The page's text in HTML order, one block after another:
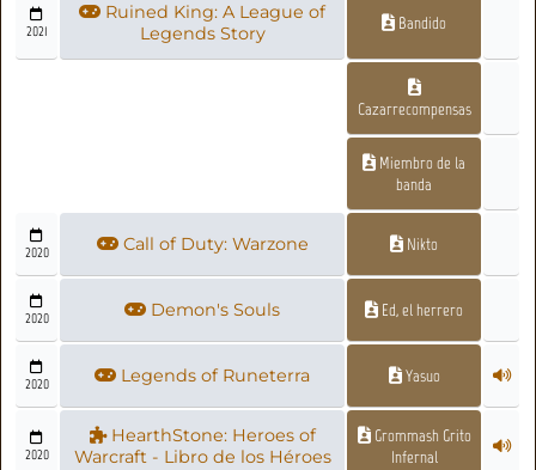
2021
Ruined King: A League of
Legends Story
Bandido
Cazarrecompensas
Miembro de la
banda
2020 Call of Duty: Warzone Nikto
2020 Demon's Souls Ed, el herrero
2020 Legends of Runeterra Yasuo
2020
HearthStone: Heroes of
Warcraft - Libro de los Héroes
Grommash Grito
Infernal